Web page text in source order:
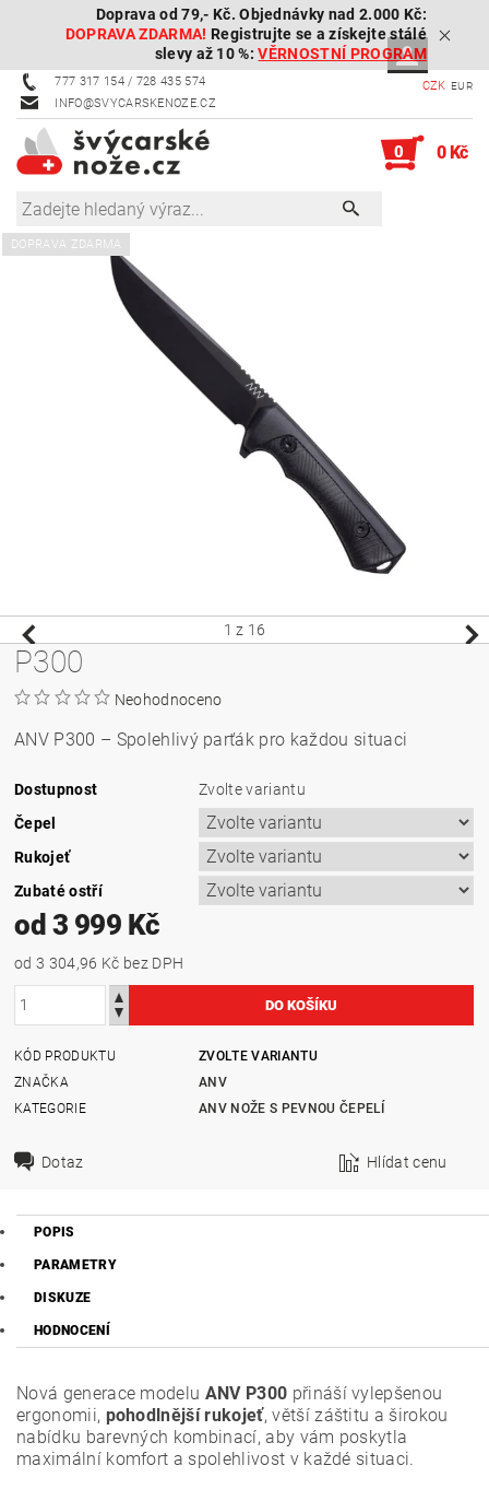
Doprava od 79,- Kč. Objednávky nad 2.000 Kč:
DOPRAVA ZDARMA! Registrujte se a získejte stálé
slevy až 10 %:VĚRNOSTNÍ PROGRAM
777 317 154 / 728 435 574
INFO@SVYCARSKENOZE.CZ
CZK EUR
0 0 Kč
DOPRAVA ZDARMA
1 z 16
P300
Neohodnoceno
ANV P300 – Spolehlivý parťák pro každou situaci
Dostupnost
Zvolte variantu
Čepel
Rukojeť
Zubaté ostří
od 3 999 Kč
od 3 304,96 Kč bez DPH
KÓD PRODUKTU
ZVOLTE VARIANTU
ZNAČKA
ANV
KATEGORIE
ANV NOŽE S PEVNOU ČEPELÍ
Dotaz Hlídat cenu
POPIS
PARAMETRY
DISKUZE
HODNOCENÍ
Nová generace modelu ANV P300 přináší vylepšenou
ergonomii, pohodlnější rukojeť, větší záštitu a širokou
nabídku barevných kombinací, aby vám poskytla
maximální komfort a spolehlivost v každé situaci.